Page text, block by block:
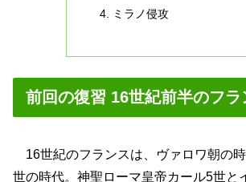
ミラノ侵攻
前回の復習 16世紀前半のフラ
16世紀のフランスは、ヴァロワ朝の
世の時代。神聖ローマ皇帝カール5世と